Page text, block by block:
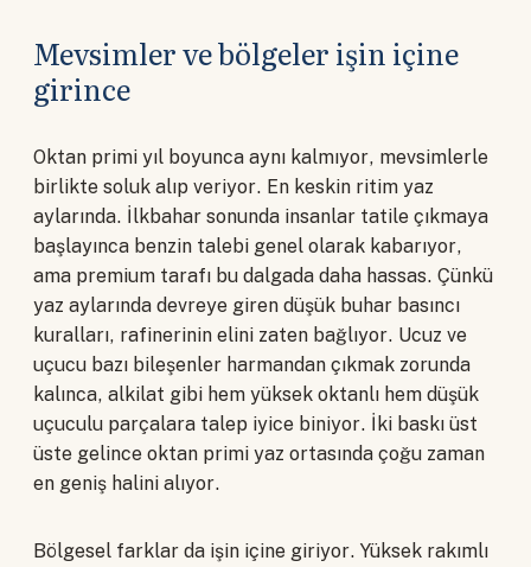
Mevsimler ve bölgeler işin içine
girince
Oktan primi yıl boyunca aynı kalmıyor, mevsimlerle
birlikte soluk alıp veriyor. En keskin ritim yaz
aylarında. İlkbahar sonunda insanlar tatile çıkmaya
başlayınca benzin talebi genel olarak kabarıyor,
ama premium tarafı bu dalgada daha hassas. Çünkü
yaz aylarında devreye giren düşük buhar basıncı
kuralları, rafinerinin elini zaten bağlıyor. Ucuz ve
uçucu bazı bileşenler harmandan çıkmak zorunda
kalınca, alkilat gibi hem yüksek oktanlı hem düşük
uçuculu parçalara talep iyice biniyor. İki baskı üst
üste gelince oktan primi yaz ortasında çoğu zaman
en geniş halini alıyor.
Bölgesel farklar da işin içine giriyor. Yüksek rakımlı